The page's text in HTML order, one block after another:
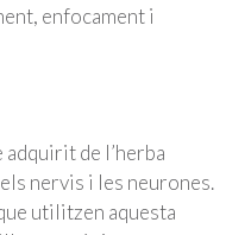
enfocament i
de l’herba
nervis i les neurones.
utilitzen aquesta